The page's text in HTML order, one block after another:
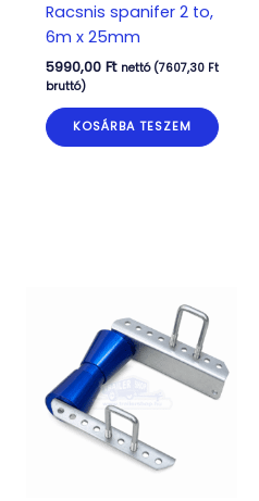
Racsnis spanifer 2 to,
6m x 25mm
5990,00 Ft nettó (7607,30 Ft
bruttó)
KOSÁRBA TESZEM